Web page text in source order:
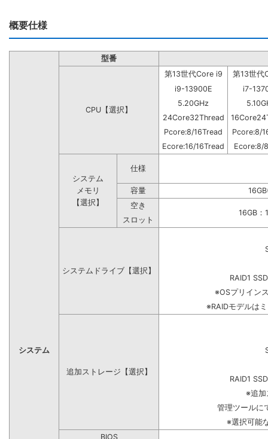
概要仕様
システム
型番
CPU【選択】
第13世代Core i9
第13世代
i9-13900E
i7-
5.20GHz
24Core32Thread
Pcore:8/16Tread
Pcore:8/
Ecore:16/16Tread
Ecore:8/
システム
メモリ
【選択】
仕様
容量
空き
16GB
スロット
システムドライブ【選択】
RAID1
※OSプリイン
※RAIDモデルは
追加ストレージ【選択】
RAID1
※追加
管理ツールに
※選択可能
BIOS